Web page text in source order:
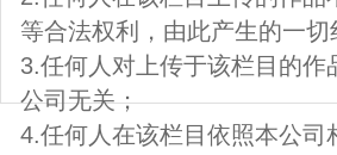
等合法权利，由此产生的一
3.任何人对上传于该栏目的
公司无关；
4.任何人在该栏目依照本公